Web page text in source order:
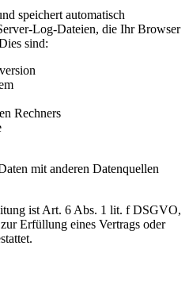
speichert automatisch
Log-Dateien, die Ihr Browser
sind:
Rechners
mit anderen Datenquellen
ist Art. 6 Abs. 1 lit. f DSGVO,
Erfüllung eines Vertrags oder